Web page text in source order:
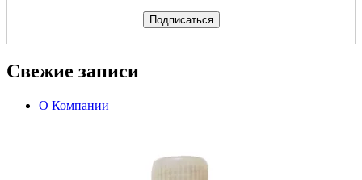
Свежие записи
О Компании